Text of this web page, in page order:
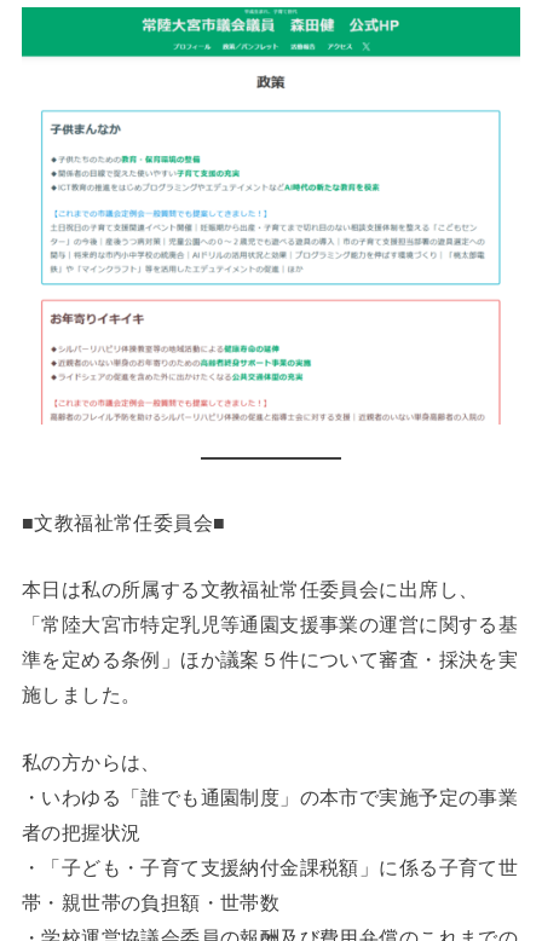
■文教福祉常任委員会■
本日は私の所属する文教福祉常任委員会に出席し、
「常陸大宮市特定乳児等通園支援事業の運営に関する基
準を定める条例」ほか議案５件について審査・採決を実
施しました。
私の方からは、
・いわゆる「誰でも通園制度」の本市で実施予定の事業
者の把握状況
・「子ども・子育て支援納付金課税額」に係る子育て世
帯・親世帯の負担額・世帯数